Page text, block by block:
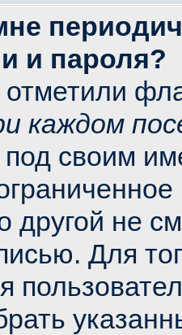
и пароля?
каждом
под своим
другой не
Для